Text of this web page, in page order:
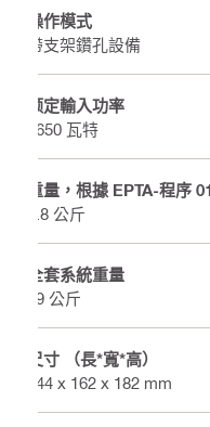
操作模式
帶支架鑽孔設備
额定輸入功率
1650 瓦特
重量，根據 EPTA-程序
6.8 公斤
全套系統重量
19 公斤
尺寸 （長*寬*高）
444 x 162 x 182 mm